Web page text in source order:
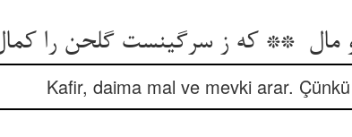
Kafir, daima mal ve mevki arar. Çünkü